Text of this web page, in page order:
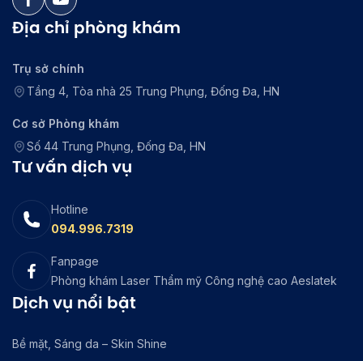
Địa chỉ phòng khám
Trụ sở chính
Tầng 4, Tòa nhà 25 Trung Phụng, Đống Đa, HN
Cơ sở Phòng khám
Số 44 Trung Phụng, Đống Đa, HN
Tư vấn dịch vụ
Hotline
094.996.7319
Fanpage
Phòng khám Laser Thẩm mỹ Công nghệ cao Aeslatek
Dịch vụ nổi bật
Bề mặt, Sáng da – Skin Shine